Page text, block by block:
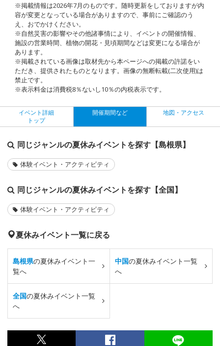
※掲載情報は2026年7月のものです。随時更新をしておりますが内
容が変更となっている場合がありますので、事前にご確認のう
え、おでかけください。
※自然災害の影響やその他諸事情により、イベントの開催情報、
施設の営業時間、植物の開花・見頃期間などは変更になる場合が
あります。
※掲載されている画像は取材先から本ページへの掲載の許諾をい
ただき、提供されたものとなります。画像の無断転載(二次使用)は
禁止です。
※表示料金は消費税8％ないし10％の内税表示です。
イベント詳細
トップ
開催期間など 地図・アクセス
同じジャンルの夏休みイベントを探す【島根県】
体験イベント・アクティビティ
同じジャンルの夏休みイベントを探す【全国】
体験イベント・アクティビティ
夏休みイベント一覧に戻る
島根県の夏休みイベント一
覧へ
中国の夏休みイベント一覧
へ
全国の夏休みイベント一覧
へ